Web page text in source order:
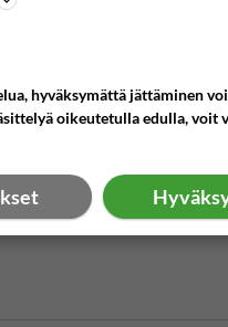
päiväkoteihin, kouluihin,
sormivammojen
toteuttaa myös
hyväksymättä jättäminen
oikeutetulla edulla, voit